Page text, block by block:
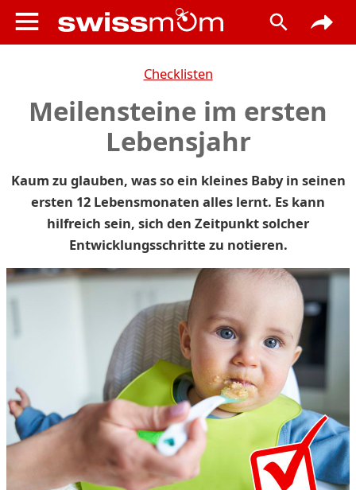
Checklisten
Meilensteine im ersten
Lebensjahr
Kaum zu glauben, was so ein kleines Baby in seinen
ersten 12 Lebensmonaten alles lernt. Es kann
hilfreich sein, sich den Zeitpunkt solcher
Entwicklungsschritte zu notieren.